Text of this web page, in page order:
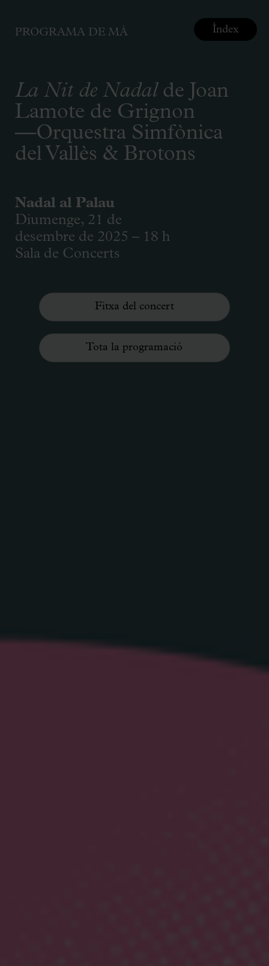
PROGRAMA DE MÀ
La Nit de Nadalde Joan
Lamote de Grignon
—Orquestra Simfònica
del Vallès & Brotons
Nadal al Palau
Diumenge, 21 de
desembre de 2025 – 18 h
Sala de Concerts
Fitxa del concert
Tota la programació
Índex